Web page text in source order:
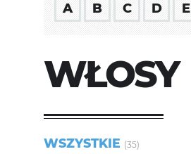
A B C D E
WŁOSY
WSZYSTKIE (35)